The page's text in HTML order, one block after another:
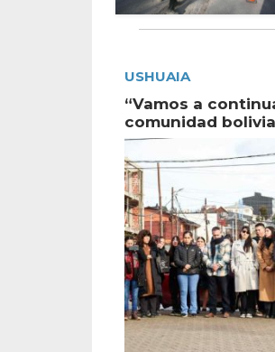
USHUAIA
“Vamos a
comunidad